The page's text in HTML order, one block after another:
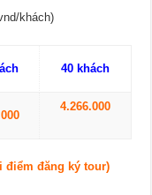
khách)
40 khách
4.266.000
điểm đăng ký tour)